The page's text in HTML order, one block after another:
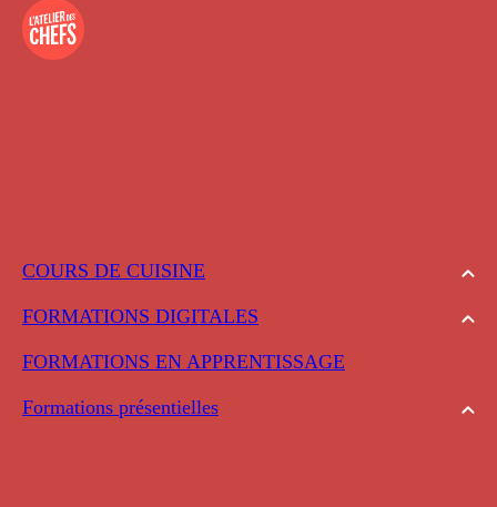
COURS DE CUISINE
FORMATIONS DIGITALES
FORMATIONS EN APPRENTISSAGE
Formations présentielles